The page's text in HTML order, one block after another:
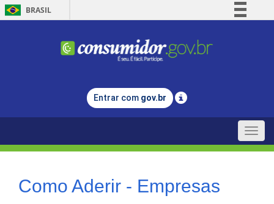
BRASIL
Comunica BR
Legislação
Entrar com gov.br
Toggle
Como Aderir - Empresas